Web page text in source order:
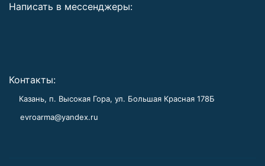
Написать в мессенджеры:
Контакты:
Казань, п. Высокая Гора, ул. Большая Красная 178Б
evroarma@yandex.ru